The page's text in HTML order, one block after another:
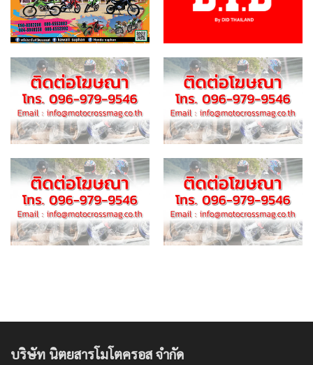
บริษัท นิตยสารโมโตครอส จำกัด